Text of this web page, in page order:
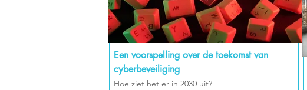
Een voorspelling over de toekomst van
cyberbeveiliging
Hoe ziet het er in 2030 uit?